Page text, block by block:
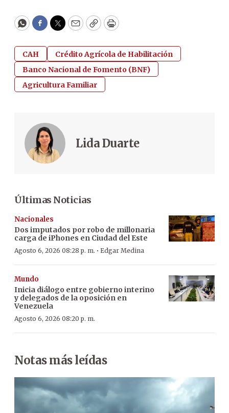
WhatsApp
Facebook
Twitter
EmailCopyPrint
CAH
Crédito Agrícola de Habilitación
Banco Nacional de Fomento (BNF)
Agricultura Familiar
Lida Duarte
Últimas Noticias
Nacionales
Dos imputados por robo de millonaria
carga de iPhones en Ciudad del Este
Agosto 6, 2026 08:28 p. m. · Edgar Medina
Mundo
Inicia diálogo entre gobierno interino
y delegados de la oposición en
Venezuela
Agosto 6, 2026 08:20 p. m.
Notas más leídas